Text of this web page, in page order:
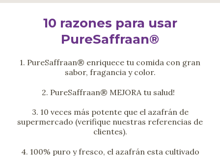
10 razones para usar
PureSaffraan®
1. PureSaffraan® enriquece tu comida con gran
sabor, fragancia y color.
2. PureSaffraan® MEJORA tu salud!
3. 10 veces más potente que el azafrán de
supermercado (verifique nuestras referencias de
clientes).
4. 100% puro y fresco, el azafrán esta cultivado